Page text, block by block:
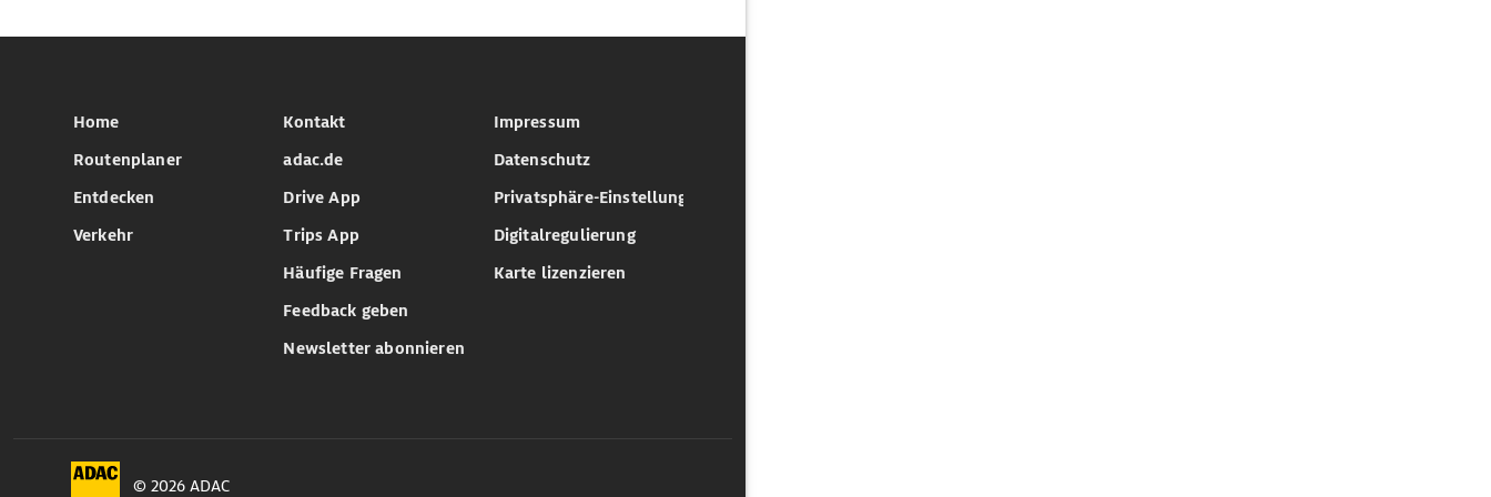
Home
Routenplaner
Entdecken
Verkehr
Kontakt
adac.de
Drive App
Trips App
Häufige Fragen
Feedback geben
Newsletter abonnieren
Impressum
Datenschutz
Privatsphäre-Einstellungen
Digitalregulierung
Karte lizenzieren
© 2026 ADAC